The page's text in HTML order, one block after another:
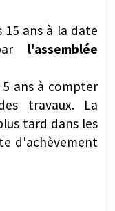
15 ans à la date
l'assemblée
ans à compter
travaux. La
tard dans les
d'achèvement